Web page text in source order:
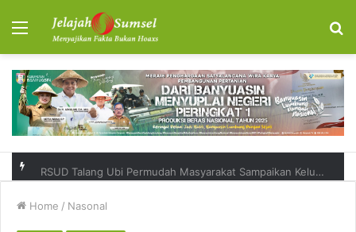
Menu
Home / Nasonal